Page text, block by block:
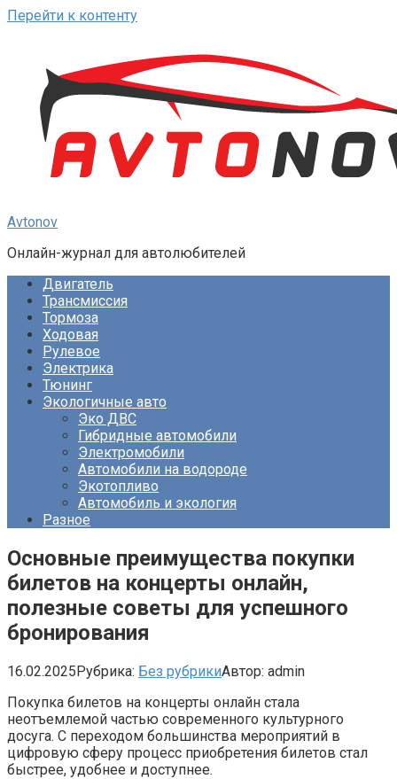
Перейти к контенту
Avtonov
Онлайн-журнал для автолюбителей
Двигатель
Трансмиссия
Тормоза
Ходовая
Рулевое
Электрика
Тюнинг
Экологичные авто
Эко ДВС
Гибридные автомобили
Электромобили
Автомобили на водороде
Экотопливо
Автомобиль и экология
Разное
Основные преимущества покупки
билетов на концерты онлайн,
полезные советы для успешного
бронирования
16.02.2025Рубрика: Без рубрикиАвтор: admin
Покупка билетов на концерты онлайн стала
неотъемлемой частью современного культурного
досуга. С переходом большинства мероприятий в
цифровую сферу процесс приобретения билетов стал
быстрее, удобнее и доступнее.